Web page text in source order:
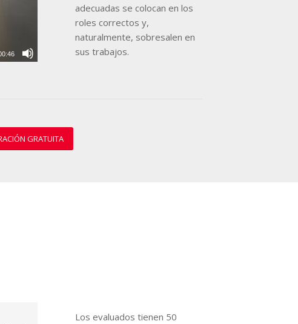
adecuadas se colocan en los
roles correctos y,
naturalmente, sobresalen en
sus trabajos.
GRATUITA
Los evaluados tienen 50